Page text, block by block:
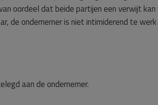
oordeel dat beide partijen een verwijt
de ondernemer is niet intimiderend te
aan de ondernemer.